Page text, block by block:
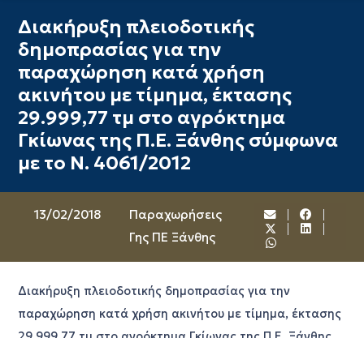
Διακήρυξη πλειοδοτικής
δημοπρασίας για την
παραχώρηση κατά χρήση
ακινήτου με τίμημα, έκτασης
29.999,77 τμ στο αγρόκτημα
Γκίωνας της Π.Ε. Ξάνθης σύμφωνα
με το Ν. 4061/2012
13/02/2018
Παραχωρήσεις
Γης ΠΕ Ξάνθης
Διακήρυξη πλειοδοτικής δημοπρασίας για την
παραχώρηση κατά χρήση ακινήτου με τίμημα, έκτασης